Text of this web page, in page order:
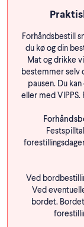
Forhåndsbestill
du kø og din
Mat og drikke
bestemmer selv
pausen. Du
eller med
Ved
Ved
bordet.